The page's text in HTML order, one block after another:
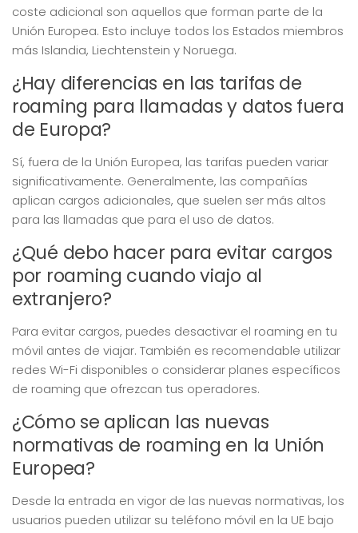
coste adicional son aquellos que forman parte de la
Unión Europea. Esto incluye todos los Estados miembros
más Islandia, Liechtenstein y Noruega.
¿Hay diferencias en las tarifas de
roaming para llamadas y datos fuera
de Europa?
Sí, fuera de la Unión Europea, las tarifas pueden variar
significativamente. Generalmente, las compañías
aplican cargos adicionales, que suelen ser más altos
para las llamadas que para el uso de datos.
¿Qué debo hacer para evitar cargos
por roaming cuando viajo al
extranjero?
Para evitar cargos, puedes desactivar el roaming en tu
móvil antes de viajar. También es recomendable utilizar
redes Wi-Fi disponibles o considerar planes específicos
de roaming que ofrezcan tus operadores.
¿Cómo se aplican las nuevas
normativas de roaming en la Unión
Europea?
Desde la entrada en vigor de las nuevas normativas, los
usuarios pueden utilizar su teléfono móvil en la UE bajo